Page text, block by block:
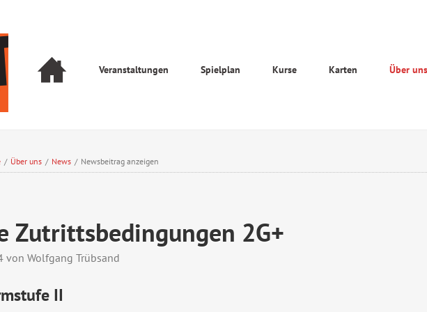
Navigation
überspringen
Veranstaltungen Spielplan Kurse Karten Über uns
/ Über uns / News / Newsbeitrag anzeigen
Zutrittsbedingungen 2G+
von Wolfgang Trübsand
II